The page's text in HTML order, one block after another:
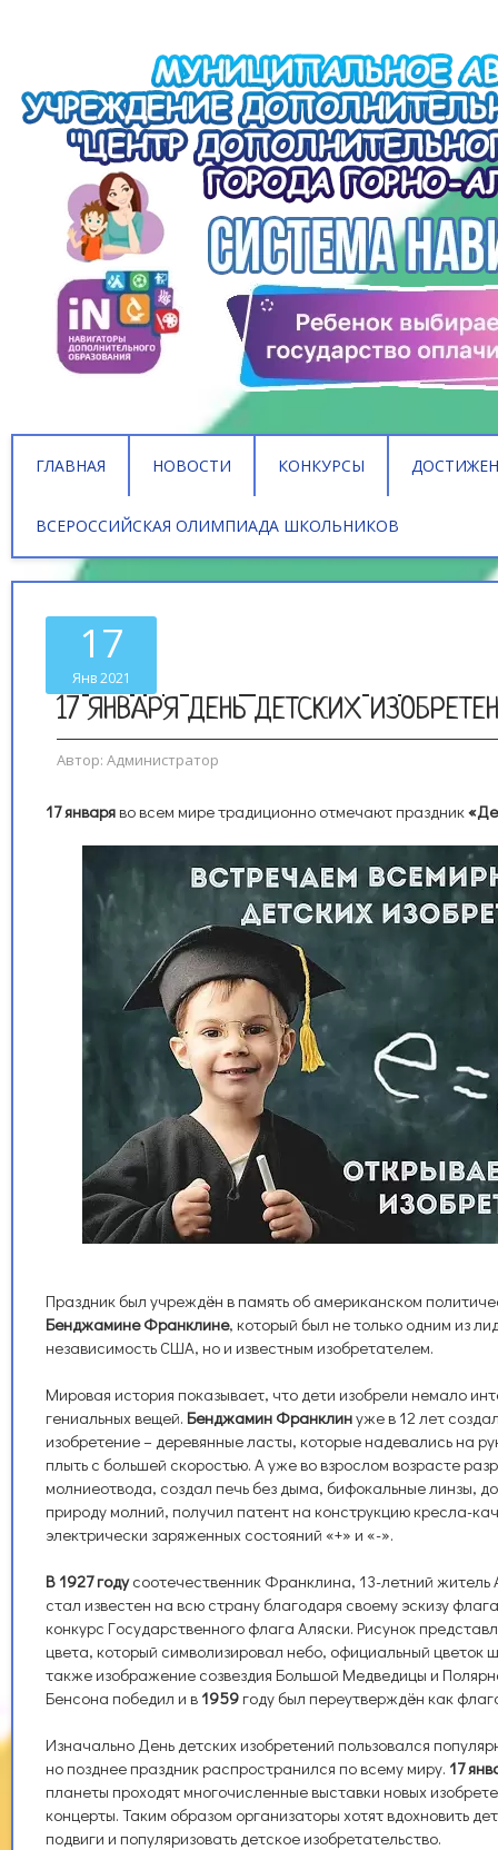
ГЛАВНАЯ НОВОСТИ КОНКУРСЫ
ВСЕРОССИЙСКАЯ ОЛИМПИАДА ШКОЛЬНИКОВ
17
Янв 2021
17 ЯНВАРЯ ДЕНЬ ДЕТСКИХ
Автор: Администратор
17 января во всем мире традиционно отмечают праздник
Праздник был учреждён в память об американском
Бенджамине Франклине, который был не только одним из
независимость США, но и известным изобретателем.
Мировая история показывает, что дети изобрели немало
гениальных вещей. Бенджамин Франклинуже в 12 лет
изобретение – деревянные ласты, которые надевались на
плыть с большей скоростью. А уже во взрослом возрасте
молниеотвода, создал печь без дыма, бифокальные линзы,
природу молний, получил патент на конструкцию кресла-
электрически заряженных состояний «+» и «-».
В 1927 годусоотечественник Франклина, 13-летний житель
стал известен на всю страну благодаря своему эскизу
конкурс Государственного флага Аляски. Рисунок
цвета, который символизировал небо, официальный цветок
также изображение созвездия Большой Медведицы и
Бенсона победил и в 1959 году был переутверждён как
Изначально День детских изобретений пользовался
но позднее праздник распространился по всему миру. 17
планеты проходят многочисленные выставки новых
концерты. Таким образом организаторы хотят вдохновить
подвиги и популяризовать детское изобретательство.